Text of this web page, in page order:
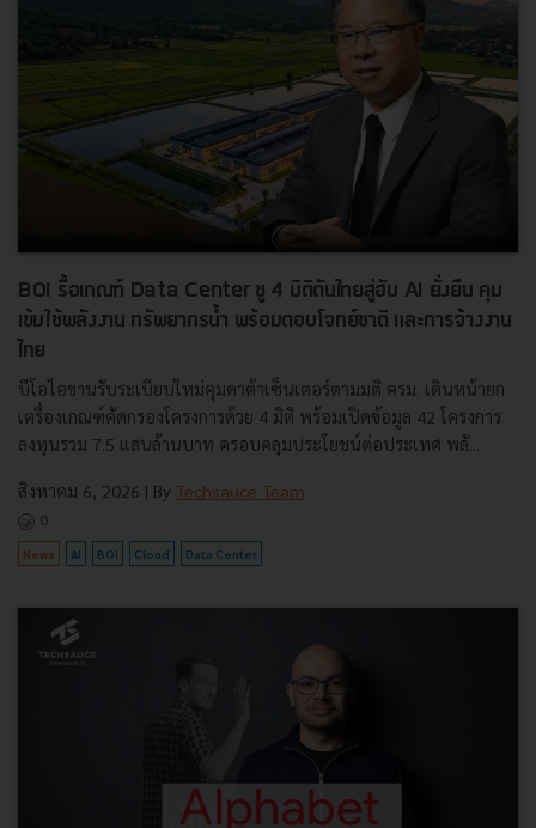
BOI รื้อเกณฑ์ Data Center ชู 4 มิติดันไทยสู่ฮับ AI ยั่งยืน คุม
เข้มใช้พลังงาน ทรัพยากรน้ำ พร้อมตอบโจทย์ชาติ และการจ้างงาน
ไทย
บีโอไอขานรับระเบียบใหม่คุมดาต้าเซ็นเตอร์ตามมติ ครม. เดินหน้ายก
เครื่องเกณฑ์คัดกรองโครงการด้วย 4 มิติ พร้อมเปิดข้อมูล 42 โครงการ
ลงทุนรวม 7.5 แสนล้านบาท ครอบคลุมประโยชน์ต่อประเทศ พลั...
สิงหาคม 6, 2026 | By Techsauce Team
0
News AI BOI Cloud Data Center